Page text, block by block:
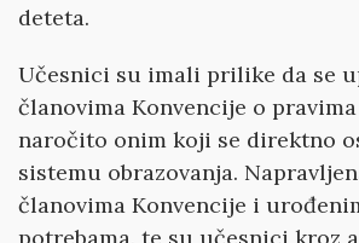
deteta.
Učesnici su imali prilike da se
članovima Konvencije o
naročito onim koji se direktno
sistemu obrazovanja.
članovima Konvencije i